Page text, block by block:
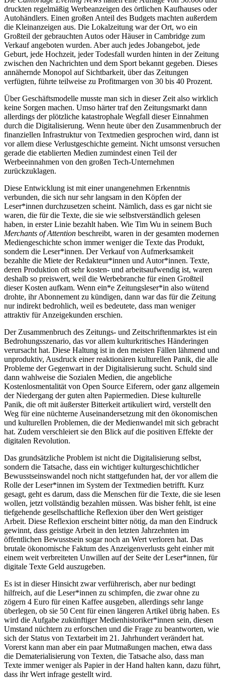
druckten regelmäßig Werbeanzeigen des örtlichen Kaufhauses oder
Autohändlers. Einen großen Anteil des Budgets machten außerdem
die Kleinanzeigen aus. Die Lokalzeitung war der Ort, wo ein
Großteil der gebrauchten Autos oder Häuser in Cambridge zum
Verkauf angeboten wurden. Aber auch jedes Jobangebot, jede
Geburt, jede Hochzeit, jeder Todesfall wurden hinten in der Zeitung
zwischen den Nachrichten und dem Sport bekannt gegeben. Dieses
annähernde Monopol auf Sichtbarkeit, über das Zeitungen
verfügten, führte teilweise zu Profitmargen von 30 bis 40 Prozent.
Über Geschäftsmodelle musste man sich in dieser Zeit also wirklich
keine Sorgen machen. Umso härter traf den Zeitungsmarkt dann
allerdings der plötzliche katastrophale Wegfall dieser Einnahmen
durch die Digitalisierung. Wenn heute über den Zusammenbruch der
finanziellen Infrastruktur von Textmedien gesprochen wird, dann ist
vor allem diese Verlustgeschichte gemeint. Nicht umsonst versuchen
gerade die etablierten Medien zumindest einen Teil der
Werbeeinnahmen von den großen Tech-Unternehmen
zurückzuklagen.
Diese Entwicklung ist mit einer unangenehmen Erkenntnis
verbunden, die sich nur sehr langsam in den Köpfen der
Leser*innen durchzusetzen scheint. Nämlich, dass es gar nicht sie
waren, die für die Texte, die sie wie selbstverständlich gelesen
haben, in erster Linie bezahlt haben. Wie Tim Wu in seinem Buch
Merchants of Attention beschreibt, waren in der gesamten modernen
Mediengeschichte schon immer weniger die Texte das Produkt,
sondern die Leser*innen. Der Verkauf von Aufmerksamkeit
bezahlte die Miete der Redakteur*innen und Autor*innen. Texte,
deren Produktion oft sehr kosten- und arbeitsaufwendig ist, waren
deshalb so preiswert, weil die Werbebranche für einen Großteil
dieser Kosten aufkam. Wenn ein*e Zeitungsleser*in also wütend
drohte, ihr Abonnement zu kündigen, dann war das für die Zeitung
nur indirekt bedrohlich, weil es bedeutete, dass man weniger
attraktiv für Anzeigekunden erschien.
Der Zusammenbruch des Zeitungs- und Zeitschriftenmarktes ist ein
Bedrohungsszenario, das vor allem kulturkritisches Händeringen
verursacht hat. Diese Haltung ist in den meisten Fällen lähmend und
unproduktiv, Ausdruck einer reaktionären kulturellen Panik, die alle
Probleme der Gegenwart in der Digitalisierung sucht. Schuld sind
dann wahlweise die Sozialen Medien, die angebliche
Kostenlosmentalität von Open Source Eiferern, oder ganz allgemein
der Niedergang der guten alten Papiermedien. Diese kulturelle
Panik, die oft mit äußerster Bitterkeit artikuliert wird, verstellt den
Weg für eine nüchterne Auseinandersetzung mit den ökonomischen
und kulturellen Problemen, die der Medienwandel mit sich gebracht
hat. Zudem verschleiert sie den Blick auf die positiven Effekte der
digitalen Revolution.
Das grundsätzliche Problem ist nicht die Digitalisierung selbst,
sondern die Tatsache, dass ein wichtiger kulturgeschichtlicher
Bewusstseinswandel noch nicht stattgefunden hat, der vor allem die
Rolle der Leser*innen im System der Textmedien betrifft. Kurz
gesagt, geht es darum, dass die Menschen für die Texte, die sie lesen
wollen, jetzt vollständig bezahlen müssen. Was bisher fehlt, ist eine
tiefgehende gesellschaftliche Reflexion über den Wert geistiger
Arbeit. Diese Reflexion erscheint bitter nötig, da man den Eindruck
gewinnt, dass geistige Arbeit in den letzten Jahrzehnten im
öffentlichen Bewusstsein sogar noch an Wert verloren hat. Das
brutale ökonomische Faktum des Anzeigenverlusts geht einher mit
einem weit verbreiteten Unwillen auf der Seite der Leser*innen, für
digitale Texte Geld auszugeben.
Es ist in dieser Hinsicht zwar verführerisch, aber nur bedingt
hilfreich, auf die Leser*innen zu schimpfen, die zwar ohne zu
zögern 4 Euro für einen Kaffee ausgeben, allerdings sehr lange
überlegen, ob sie 50 Cent für einen längeren Artikel übrig haben. Es
wird die Aufgabe zukünftiger Medienhistoriker*innen sein, diesen
Umstand nüchtern zu erforschen und die Frage zu beantworten, wie
sich der Status von Textarbeit im 21. Jahrhundert verändert hat.
Vorerst kann man aber ein paar Mutmaßungen machen, etwa dass
die Dematerialisierung von Texten, die Tatsache also, dass man
Texte immer weniger als Papier in der Hand halten kann, dazu führt,
dass ihr Wert infrage gestellt wird.